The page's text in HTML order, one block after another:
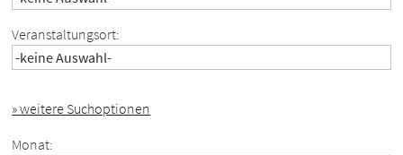
Veranstaltungsort:
» weitere Suchoptionen
Monat: